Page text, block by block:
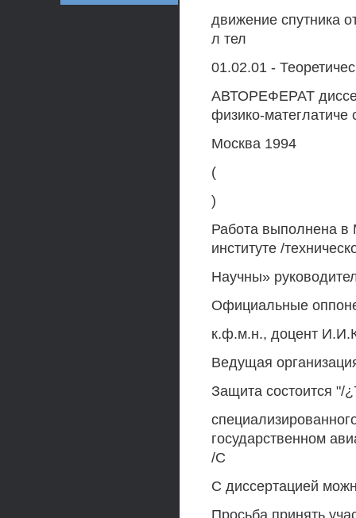
движение спутника
л тел
01.02.01 -
АВТОРЕФЕРАТ
физико-матеглатиче
Москва 1994
(
)
Работа выполнена в
институте /
Научны»
Официальные
к.ф.м.н., доцент
Ведущая
Защита состоится "/
государственном
/С
С диссертацией
Просьба принять